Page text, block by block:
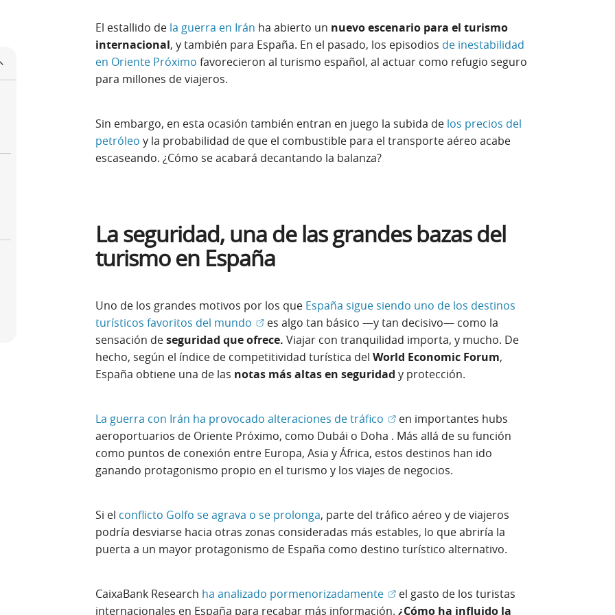
El estallido de la guerra en Irán ha abierto un nuevo escenario para el turismo
internacional, y también para España. En el pasado, los episodios de inestabilidad
en Oriente Próximo favorecieron al turismo español, al actuar como refugio seguro
para millones de viajeros.
Sin embargo, en esta ocasión también entran en juego la subida de los precios del
petróleo y la probabilidad de que el combustible para el transporte aéreo acabe
escaseando. ¿Cómo se acabará decantando la balanza?
La seguridad, una de las grandes bazas del
turismo en España
Uno de los grandes motivos por los que España sigue siendo uno de los destinos
turísticos favoritos del mundo (Abrir en ventana nueva)
es algo tan básico —y tan decisivo— como la
sensación deseguridad que ofrece. Viajar con tranquilidad importa, y mucho. De
hecho, según el índice de competitividad turística del World Economic Forum,
España obtiene una de las notas más altas en seguridad y protección.
La guerra con Irán ha provocado alteraciones de tráfico (Abrir en ventana nueva)
en importantes hubs
aeroportuarios de Oriente Próximo, como Dubái o Doha . Más allá de su función
como puntos de conexión entre Europa, Asia y África, estos destinos han ido
ganando protagonismo propio en el turismo y los viajes de negocios.
Si el conflicto Golfo se agrava o se prolonga, parte del tráfico aéreo y de viajeros
podría desviarse hacia otras zonas consideradas más estables, lo que abriría la
puerta a un mayor protagonismo de España como destino turístico alternativo.
CaixaBank Research ha analizado pormenorizadamente (Abrir en ventana nueva)
el gasto de los turistas
internacionales en España para recabar más información. ¿Cómo ha influido la